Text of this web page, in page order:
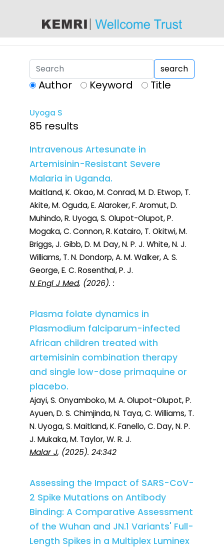
search
Author Keyword Title
Uyoga S
85 results
Intravenous Artesunate in
Artemisinin-Resistant Severe
Malaria in Uganda.
Maitland, K. Okao, M. Conrad, M. D. Etwop, T.
Akite, M. Oguda, E. Alaroker, F. Aromut, D.
Muhindo, R. Uyoga, S. Olupot-Olupot, P.
Mogaka, C. Connon, R. Katairo, T. Okitwi, M.
Briggs, J. Gibb, D. M. Day, N. P. J. White, N. J.
Williams, T. N. Dondorp, A. M. Walker, A. S.
George, E. C. Rosenthal, P. J.
N Engl J Med, (2026). :
Plasma folate dynamics in
Plasmodium falciparum-infected
African children treated with
artemisinin combination therapy
and single low-dose primaquine or
placebo.
Ajayi, S. Onyamboko, M. A. Olupot-Olupot, P.
Ayuen, D. S. Chimjinda, N. Taya, C. Williams, T.
N. Uyoga, S. Maitland, K. Fanello, C. Day, N. P.
J. Mukaka, M. Taylor, W. R. J.
Malar J, (2025). 24:342
Assessing the Impact of SARS-CoV-
2 Spike Mutations on Antibody
Binding: A Comparative Assessment
of the Wuhan and JN.1 Variants' Full-
Length Spikes in a Multiplex Luminex